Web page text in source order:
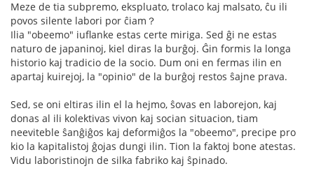
Meze de tia subpremo, ekspluato, trolaco kaj malsato, ĉu ili
povos silente labori por ĉiam？
Ilia "obeemo" iuflanke estas certe miriga. Sed ĝi ne estas
naturo de japaninoj, kiel diras la burĝoj. Ĝin formis la longa
historio kaj tradicio de la socio. Dum oni en fermas ilin en
apartaj kuirejoj, la "opinio" de la burĝoj restos ŝajne prava.
Sed, se oni eltiras ilin el la hejmo, ŝovas en laborejon, kaj
donas al ili kolektivas vivon kaj socian situacion, tiam
neeviteble ŝanĝiĝos kaj deformiĝos la "obeemo", precipe pro
kio la kapitalistoj ĝojas dungi ilin. Tion la faktoj bone atestas.
Vidu laboristinojn de silka fabriko kaj ŝpinado.